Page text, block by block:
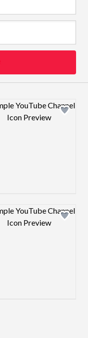
Design preview
Design preview